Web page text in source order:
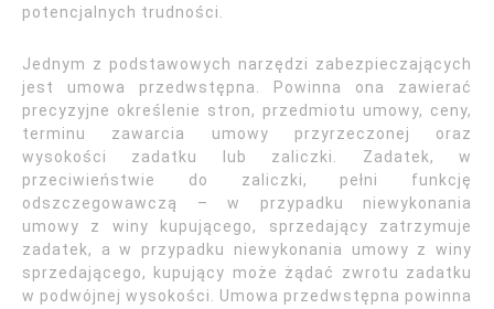
potencjalnych trudności.
Jednym z podstawowych narzędzi zabezpieczających
jest umowa przedwstępna. Powinna ona zawierać
precyzyjne określenie stron, przedmiotu umowy, ceny,
terminu zawarcia umowy przyrzeczonej oraz
wysokości zadatku lub zaliczki. Zadatek, w
przeciwieństwie do zaliczki, pełni funkcję
odszczegowawczą – w przypadku niewykonania
umowy z winy kupującego, sprzedający zatrzymuje
zadatek, a w przypadku niewykonania umowy z winy
sprzedającego, kupujący może żądać zwrotu zadatku
w podwójnej wysokości. Umowa przedwstępna powinna